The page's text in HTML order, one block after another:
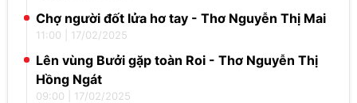
Chợ người đốt lửa hơ tay - Thơ Nguyễn Thị Mai
11:00 17/02/2025
Lên vùng Bưởi gặp toàn Roi - Thơ Nguyễn Thị
Hồng Ngát
09:00 17/02/2025